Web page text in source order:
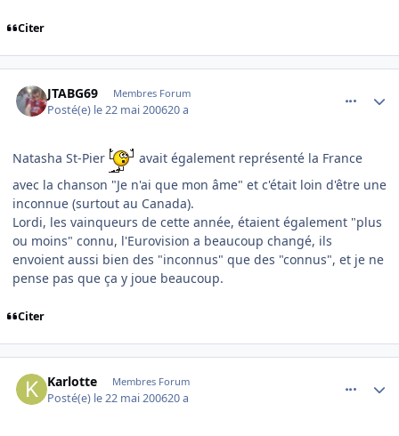
Citer
JTABG69 Membres Forum
Posté(e) le 22 mai 200620 a
Natasha St-Pier
avait également représenté la France
avec la chanson "Je n'ai que mon âme" et c'était loin d'être une
inconnue (surtout au Canada).
Lordi, les vainqueurs de cette année, étaient également "plus
ou moins" connu, l'Eurovision a beaucoup changé, ils
envoient aussi bien des "inconnus" que des "connus", et je ne
pense pas que ça y joue beaucoup.
Citer
Karlotte Membres Forum
Posté(e) le 22 mai 200620 a